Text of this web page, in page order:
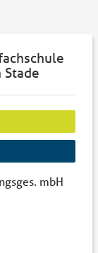
Stade
mbH